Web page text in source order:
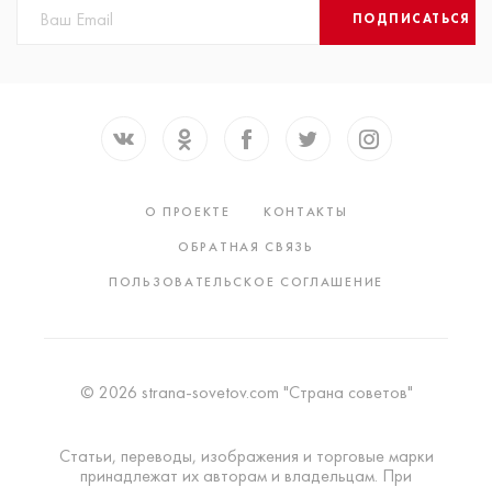
ПОДПИСАТЬСЯ
О ПРОЕКТЕ
КОНТАКТЫ
ОБРАТНАЯ СВЯЗЬ
ПОЛЬЗОВАТЕЛЬСКОЕ СОГЛАШЕНИЕ
© 2026 strana-sovetov.com "Страна советов"
Статьи, переводы, изображения и торговые марки
принадлежат их авторам и владельцам. При